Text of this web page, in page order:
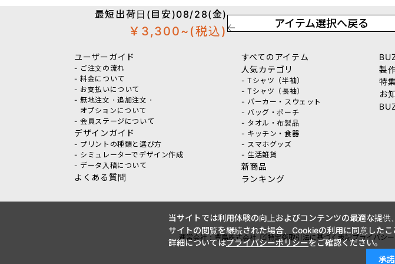
最短出荷日(目安)08/28(金)
￥3,300~ (税込)
アイテム選択へ戻る
ユーザーガイド
- ご注文の流れ
- 料金について
- お支払いについて
- 無地注文・追加注文・
オプションについて
- 会員ステージについて
デザインガイド
- プリントの種類と選び方
- シミュレーターでデザイン作成
- データ入稿について
よくある質問
すべてのアイテム
人気カテゴリ
- Tシャツ（半袖）
- Tシャツ（長袖）
- パーカー・スウェット
- バッグ・ポーチ
- タオル・布製品
- キッチン・食器
- スマホグッズ
- 生活雑貨
新商品
ランキング
製
特集
お
運営会社：豊島株式会社 特定商取引法に基づく表記プライバシ
当サイトでは利用体験の向上およびコンテンツの最適な提
サイトの閲覧を継続された場合、Cookieの利用に同意したこ
詳細についてはプライバシーポリシーをご確認ください。
承